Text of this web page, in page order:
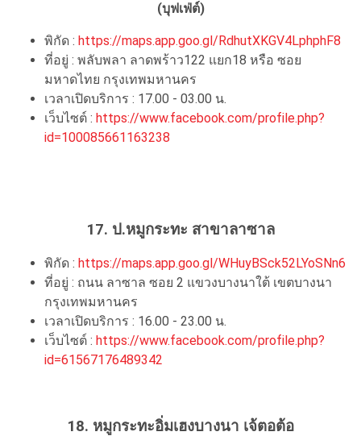
(บุฟเฟ่ต์)
พิกัด : https://maps.app.goo.gl/RdhutXKGV4LphphF8
ที่อยู่ : พลับพลา ลาดพร้าว122 แยก18 หรือ ซอย
มหาดไทย กรุงเทพมหานคร
เวลาเปิดบริการ : 17.00 - 03.00 น.
เว็บไซต์ : https://www.facebook.com/profile.php?
id=100085661163238
17. ป.หมูกระทะ สาขาลาซาล
พิกัด : https://maps.app.goo.gl/WHuyBSck52LYoSNn6
ที่อยู่ : ถนน ลาซาล ซอย 2 แขวงบางนาใต้ เขตบางนา
กรุงเทพมหานคร
เวลาเปิดบริการ : 16.00 - 23.00 น.
เว็บไซต์ : https://www.facebook.com/profile.php?
id=61567176489342
18. หมูกระทะอิ่มเฮงบางนา เจ้ตอต้อ